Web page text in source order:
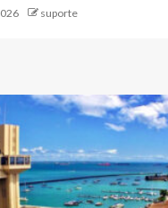
suporte